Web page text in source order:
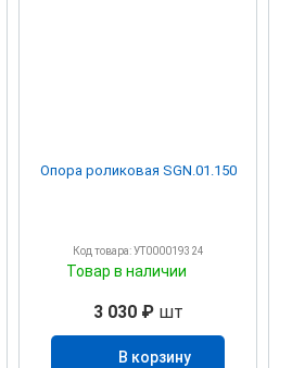
Опора роликовая SGN.01.150
Код товара: УТ000019324
Товар в наличии
3 030 ₽шт
В корзину